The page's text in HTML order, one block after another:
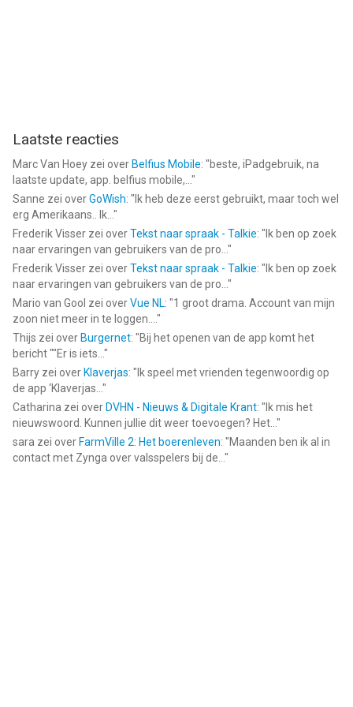
Laatste reacties
Marc Van Hoey zei over Belfius Mobile: "beste, iPadgebruik, na
laatste update, app. belfius mobile,... "
Sanne zei overGoWish: " Ik heb deze eerst gebruikt, maar toch wel
erg Amerikaans.. Ik... "
Frederik Visser zei overTekst naar spraak - Talkie: " Ik ben op zoek
naar ervaringen van gebruikers van de pro... "
Frederik Visser zei overTekst naar spraak - Talkie: " Ik ben op zoek
naar ervaringen van gebruikers van de pro... "
Mario van Gool zei overVue NL: "1 groot drama. Account van mijn
zoon niet meer in te loggen.... "
Thijs zei over Burgernet: "Bij het openen van de app komt het
bericht ""Er is iets... "
Barry zei over Klaverjas: " Ik speel met vrienden tegenwoordig op
de app ‘Klaverjas... "
Catharina zei over DVHN - Nieuws & Digitale Krant: " Ik mis het
nieuwswoord. Kunnen jullie dit weer toevoegen? Het... "
sara zei over FarmVille 2: Het boerenleven: "Maanden ben ik al in
contact met Zynga over valsspelers bij de... "